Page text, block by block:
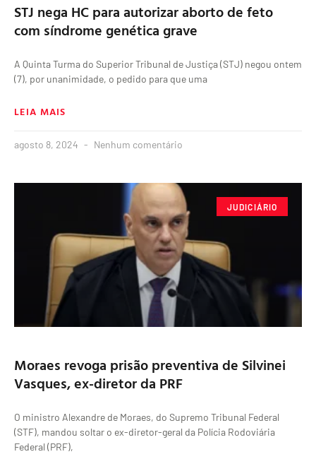
STJ nega HC para autorizar aborto de feto
com síndrome genética grave
A Quinta Turma do Superior Tribunal de Justiça (STJ) negou ontem
(7), por unanimidade, o pedido para que uma
LEIA MAIS
agosto 8, 2024 Nenhum comentário
JUDICIÁRIO
Moraes revoga prisão preventiva de Silvinei
Vasques, ex-diretor da PRF
O ministro Alexandre de Moraes, do Supremo Tribunal Federal
(STF), mandou soltar o ex-diretor-geral da Polícia Rodoviária
Federal (PRF),